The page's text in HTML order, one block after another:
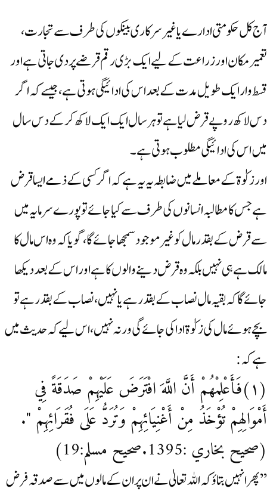
آج کل حکومتی ادارے یا غیر سرکار ی بینکوں کی طرف سے تجارت،
تعمیرمکان اور زراعت کے لیے ایک بڑی رقم قرضے پر دی جاتی ہے اور
قسط وار ایک طویل مدت کے بعد اس کی ادائیگی ہوتی ہے، جیسے کہ اگر
دس لاکھ روپے قرض لیا ہے تو ہر سال ایک ایک لاکھ کرکے دس سال
میں اس کی ادائیگی مطلوب ہوتی ہے۔
اور زکوٰۃ کے معاملے میں ضابطہ یہ یہ ہے کہ اگر کسی کے ذمے ایسا قرض
ہے جس کا مطالبہ انسانوں کی طرف سے کیاجائے تو پورے سرمایہ میں
سے قرض کے بقدر مال کو غیر موجود سمجھاجائے گا، گویا کہ وہ اس مال کا
مالک ہے ہی نہیں بلکہ وہ قرض دینے والوں کا ہے اور اس کے بعد دیکھا
جائے گا کہ بقیہ مال نصاب کے بقدر ہے یا نہیں، نصاب کے بقدر ہے تو
بچے ہوئے مال کی زکوٰۃ ادا کی جائے گی ورنہ نہیں، اس لیے کہ حدیث میں
ہے کہ:
(۱)فَأَعْلِمْهُمْ أَنَّ اللَّهَ افْتَرَضَ عَلَيْهِمْ صَدَقَةً فِي
أَمْوَالِهِمْ تُؤْخَذُ مِنْ أَغْنِيَائِهِمْ وَتُرَدُّ عَلَى فُقَرَائِهِمْ ".
(صحيح بخاري :1395.صحيح مسلم:19)
’’پھرانہیں بتاؤ کہ اللہ تعالیٰ نے ان پر ان کے مالوں میں سے صدقہ فرض